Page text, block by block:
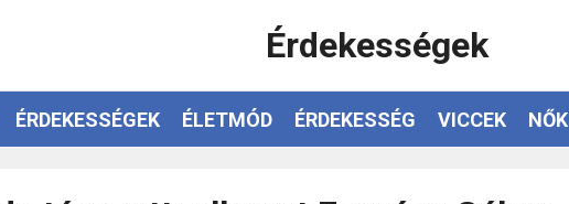
Érdekességek
ÉRDEKESSÉGEK ÉLETMÓD ÉRDEKESSÉG VICCEK NŐK